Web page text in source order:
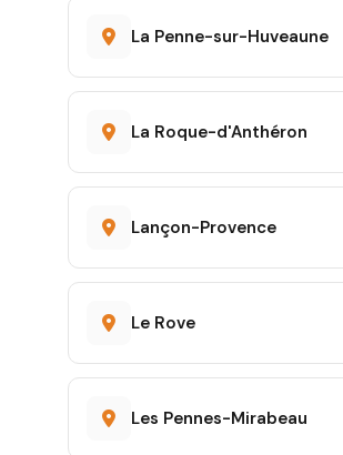
La Penne-sur-Huveaune
La Roque-d'Anthéron
Lançon-Provence
Le Rove
Les Pennes-Mirabeau